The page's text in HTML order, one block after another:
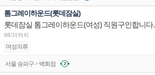
톰그레이하운드(롯데잠실)
롯데잠실 톰그레이하운드(여성) 직원구인합니다.
08/31까지
여성의류
서울 송파구 > 백화점